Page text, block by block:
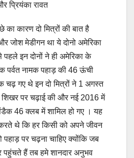
प्रियंका रावत
का कारण दो मित्रों की बात है
जोश मेडीगन था ये दोनो अमेरिका
इन दोनों ने ही अमेरिका के
पर्वत नामक पहाड़ की 46 ऊंची
चढ़ गए थे इन दो मित्रों ने 1 अगस्त
पर चढ़ाई की और नई 2016 में
46 क्लब में शामिल हो गए । यह
करते थे कि हर किसी को अपने जीवन
पर चढ़ना चाहिए क्योंकि जब
पहुंचते हैं तब हमे शानदार अनुभव